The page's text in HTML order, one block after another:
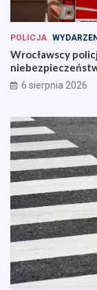
POLICJA
Wrocławscy
6 sierpnia 2026